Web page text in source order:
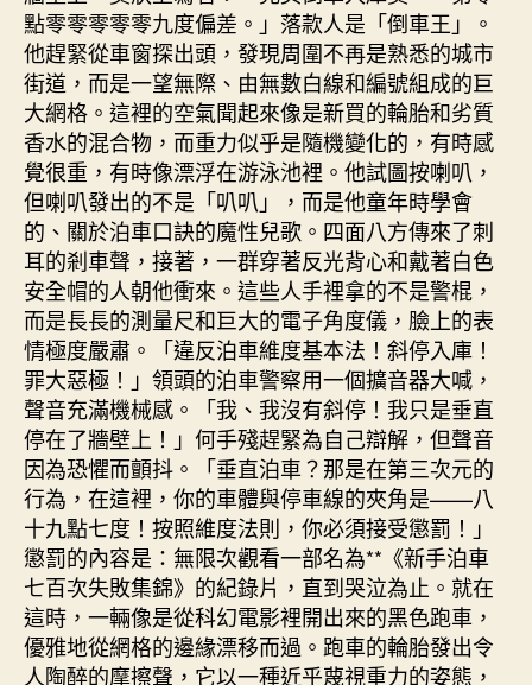
點零零零零零九度偏差。」落款人是「倒車王」。
他趕緊從車窗探出頭，發現周圍不再是熟悉的城市
街道，而是一望無際、由無數白線和編號組成的巨
大網格。這裡的空氣聞起來像是新買的輪胎和劣質
香水的混合物，而重力似乎是隨機變化的，有時感
覺很重，有時像漂浮在游泳池裡。他試圖按喇叭，
但喇叭發出的不是「叭叭」，而是他童年時學會
的、關於泊車口訣的魔性兒歌。四面八方傳來了刺
耳的剎車聲，接著，一群穿著反光背心和戴著白色
安全帽的人朝他衝來。這些人手裡拿的不是警棍，
而是長長的測量尺和巨大的電子角度儀，臉上的表
情極度嚴肅。「違反泊車維度基本法！斜停入庫！
罪大惡極！」領頭的泊車警察用一個擴音器大喊，
聲音充滿機械感。「我、我沒有斜停！我只是垂直
停在了牆壁上！」何手殘趕緊為自己辯解，但聲音
因為恐懼而顫抖。「垂直泊車？那是在第三次元的
行為，在這裡，你的車體與停車線的夾角是——八
十九點七度！按照維度法則，你必須接受懲罰！」
懲罰的內容是：無限次觀看一部名為**《新手泊車
七百次失敗集錦》的紀錄片，直到哭泣為止。就在
這時，一輛像是從科幻電影裡開出來的黑色跑車，
優雅地從網格的邊緣漂移而過。跑車的輪胎發出令
人陶醉的摩擦聲，它以一種近乎蔑視重力的姿態，